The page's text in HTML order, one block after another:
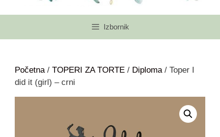
Izbornik
Početna/ TOPERI ZA TORTE / Diploma/ Toper I
did it (girl) – crni